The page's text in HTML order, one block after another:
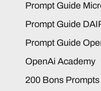
Prompt Guide
Prompt Guide
Prompt Guide
OpenAi Academy
200 Bons Prompts